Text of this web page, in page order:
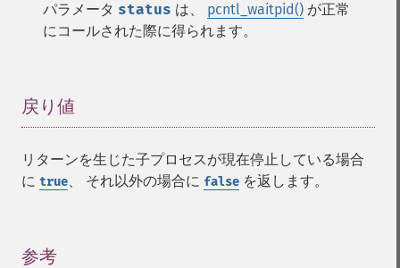
パラメータ status は、 pcntl_waitpid() が正常
にコールされた際に得られます。
戻り値
リターンを生じた子プロセスが現在停止している場合
に true、 それ以外の場合に false を返します。
参考